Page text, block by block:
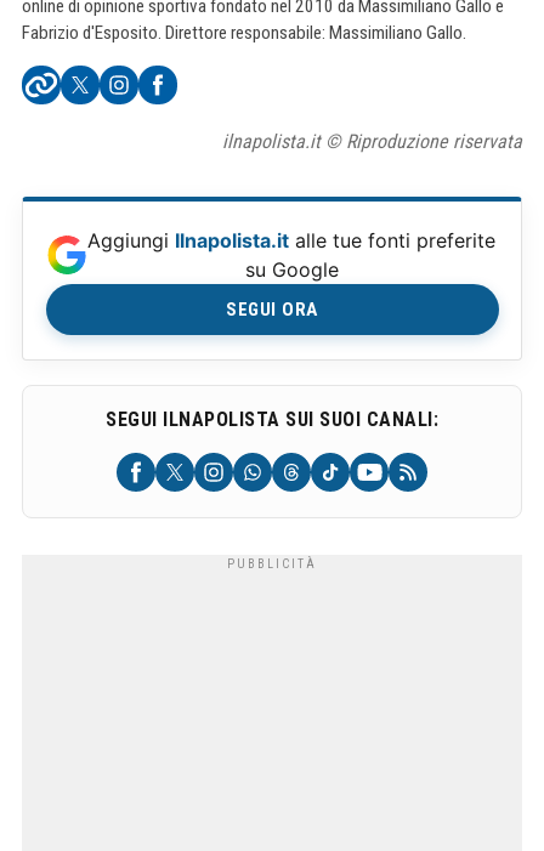
online di opinione sportiva fondato nel 2010 da Massimiliano Gallo e
Fabrizio d'Esposito. Direttore responsabile: Massimiliano Gallo.
ilnapolista.it © Riproduzione riservata
Aggiungi Ilnapolista.it alle tue fonti preferite
su Google
SEGUI ORA
SEGUI ILNAPOLISTA SUI SUOI CANALI: